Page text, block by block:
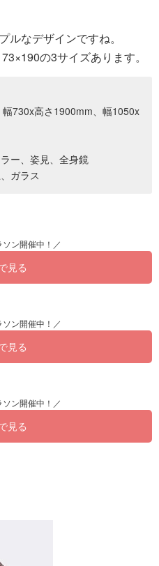
ルなデザインですね。
の3サイズあります。
730x高さ1900mm、幅1050x
ー、姿見、全身鏡
ガラス
見る
見る
見る